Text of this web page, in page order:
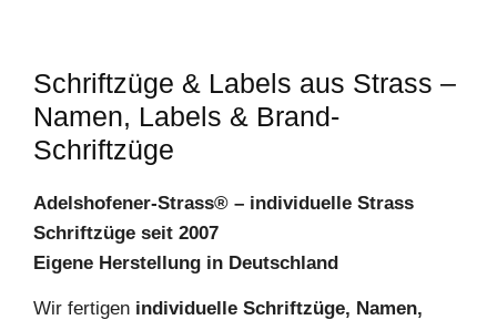
Schriftzüge & Labels aus Strass –
Namen, Labels & Brand-
Schriftzüge
Adelshofener-Strass® – individuelle Strass
Schriftzüge seit 2007
Eigene Herstellung in Deutschland
Wir fertigen individuelle Schriftzüge, Namen,